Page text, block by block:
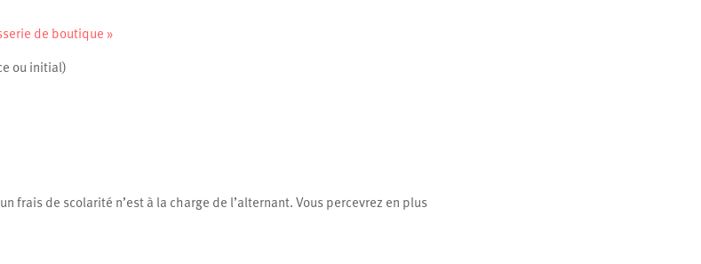
de boutique »
ou initial)
frais de scolarité n’est à la charge de l’alternant. Vous percevrez en plus